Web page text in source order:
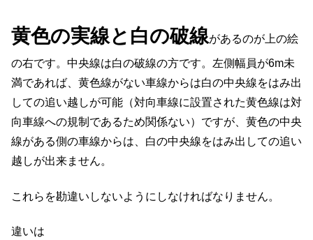
黄色の実線と白の破線があるのが上の絵
の右です。中央線は白の破線の方です。左側幅員が6m未
満であれば、黄色線がない車線からは白の中央線をはみ出
しての追い越しが可能（対向車線に設置された黄色線は対
向車線への規制であるため関係ない）ですが、黄色の中央
線がある側の車線からは、白の中央線をはみ出しての追い
越しが出来ません。
これらを勘違いしないようにしなければなりません。
違いは